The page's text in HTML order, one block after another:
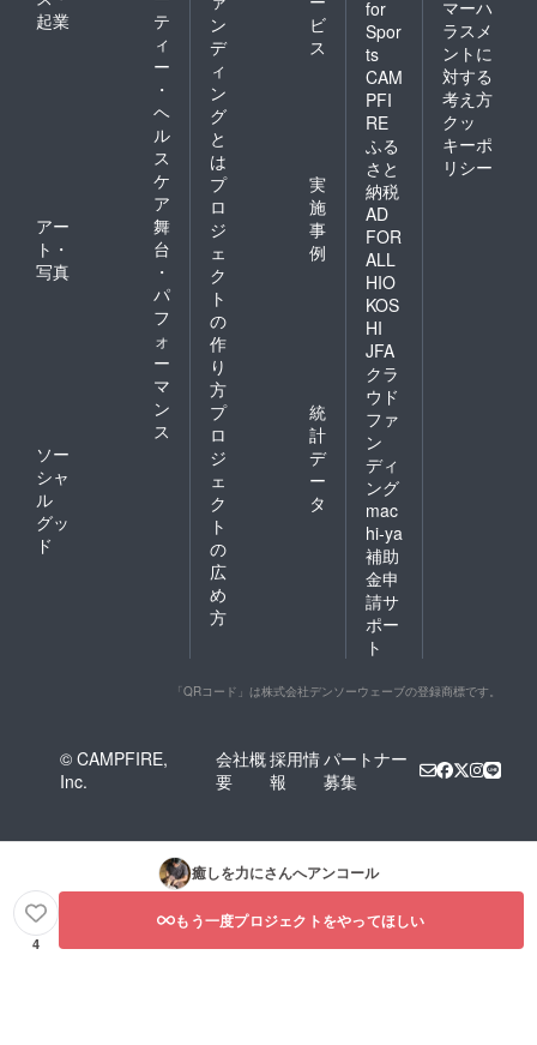
起業
テ
ィ
ー
・
ヘ
ル
ス
ケ
ア
アー
ト・
写真
舞
台
・
パ
フ
ォ
ー
マ
ン
ス
ソー
シャ
ル
グッ
ド
ン
デ
ィ
ン
グ
と
は
ビ
ス
プ
ロ
ジ
ェ
ク
ト
の
作
り
方
実
施
事
例
プ
ロ
ジ
ェ
ク
ト
の
広
め
方
統
計
デ
ー
タ
for
Spor
ts
CAM
PFI
RE
ふる
さと
納税
AD
FOR
ALL
HIO
KOS
HI
JFA
クラ
ウド
ファ
ン
ディ
ング
mac
hi-ya
補助
金申
請サ
ポー
ト
マーハ
ラスメ
ントに
対する
考え方
クッ
キーポ
リシー
「QRコード」は株式会社デンソーウェーブの登録商標です。
© CAMPFIRE,
Inc.
会社概
要
採用情
報
パートナー
募集
癒しを力にさんへアンコール
4
もう一度プロジェクトをやってほしい